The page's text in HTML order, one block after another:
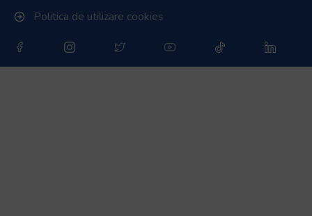
Politica de utilizare cookies